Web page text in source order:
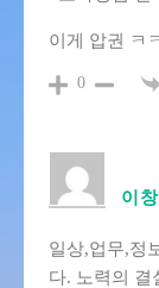
이게 압권 ㅋ
0
이창
일상,업무,정
다. 노력의 결